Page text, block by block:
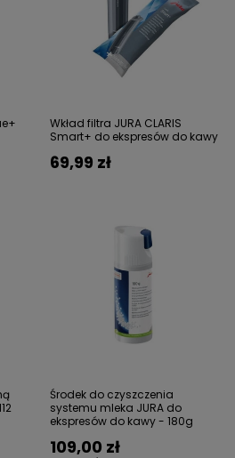
Wkład filtra JURA CLARIS
Smart+ do ekspresów do kawy
69,99 zł
Środek do czyszczenia
systemu mleka JURA do
ekspresów do kawy - 180g
109,00 zł